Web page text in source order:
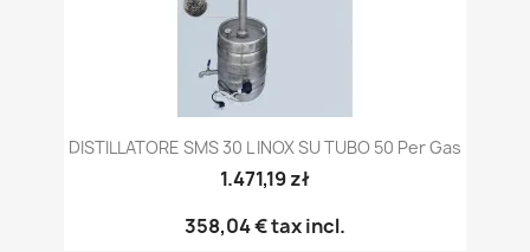
DISTILLATORE SMS 30 L INOX SU TUBO 50 Per Gas
1.471,19 zł
358,04 €tax incl.